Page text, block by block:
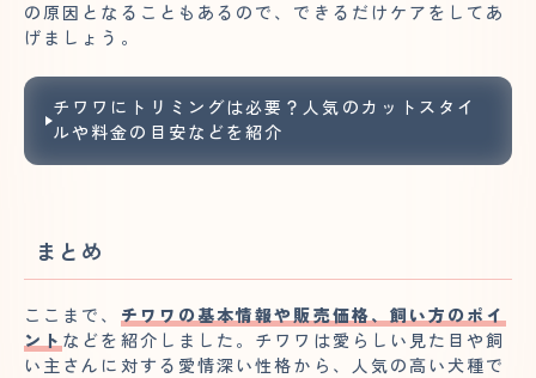
の原因となることもあるので、できるだけケアをしてあ
げましょう。
チワワにトリミングは必要？人気のカットスタイ
ルや料金の目安などを紹介
まとめ
ここまで、 チワワの基本情報や販売価格、飼い方のポイ
ント などを紹介しました。チワワは愛らしい見た目や飼
い主さんに対する愛情深い性格から、人気の高い犬種で